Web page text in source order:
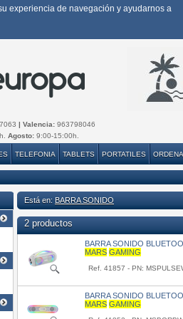
experiencia de navegación y ayudarnos a
| Valencia: 963798046
Agosto: 9:00-15:00h.
TELEFONIA TABLETS PORTATILES
Está en: BARRA SONIDO
2 productos
BARRA SONIDO
MARS GAMING
Ref. 41857 - PN:
BARRA SONIDO
MARS GAMING